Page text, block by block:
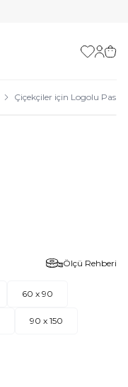
Favorilerim
Çiçekçiler için Logolu
Ölçü Rehberi
60 x 90
90 x 150